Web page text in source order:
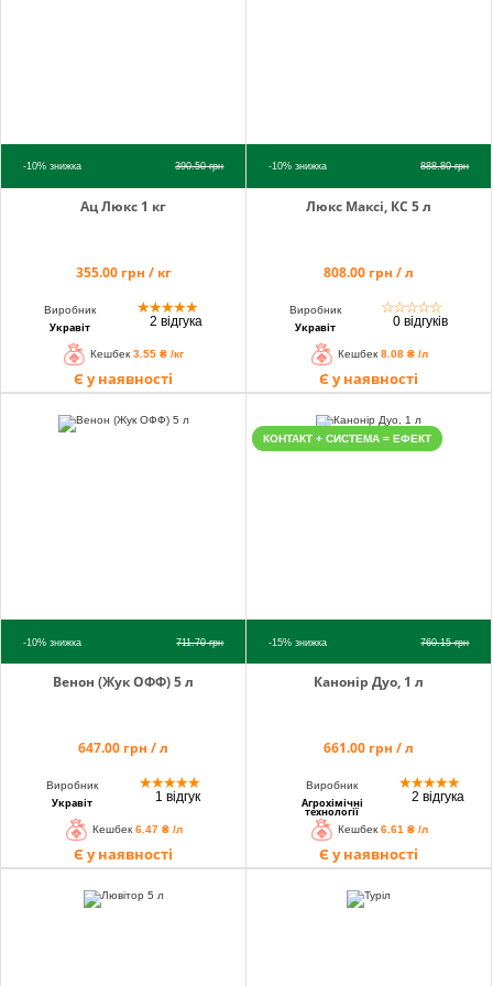
-10%знижка 390.50грн
Ац Люкс 1 кг
355.00 грн / кг
Виробник
Укравіт
★★★★★
2 відгука
Кешбек 3.55 ₴ /кг
Є у наявності
-10%знижка 888.80грн
Люкс Максі, КС 5 л
808.00 грн / л
Виробник
Укравіт
☆☆☆☆☆
0 відгуків
Кешбек 8.08 ₴ /л
Є у наявності
-10%знижка 711.70грн
Венон (Жук ОФФ) 5 л
647.00 грн / л
Виробник
Укравіт
★★★★★
1 відгук
Кешбек 6.47 ₴ /л
Є у наявності
КОНТАКТ + СИСТЕМА = ЕФЕКТ
-15%знижка 760.15грн
Канонір Дуо, 1 л
661.00 грн / л
Виробник
Агрохімічні
технології
★★★★★
2 відгука
Кешбек 6.61 ₴ /л
Є у наявності